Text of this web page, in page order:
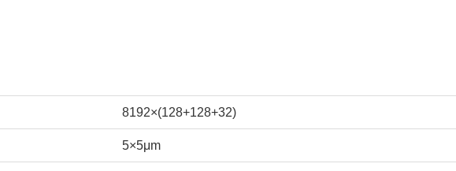
8192×(128+128+32)
5×5μm